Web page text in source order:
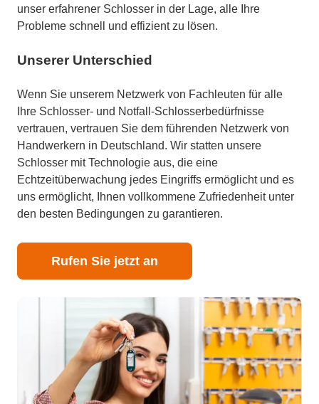
unser erfahrener Schlosser in der Lage, alle Ihre
Probleme schnell und effizient zu lösen.
Unserer Unterschied
Wenn Sie unserem Netzwerk von Fachleuten für alle
Ihre Schlosser- und Notfall-Schlosserbedürfnisse
vertrauen, vertrauen Sie dem führenden Netzwerk von
Handwerkern in Deutschland. Wir statten unsere
Schlosser mit Technologie aus, die eine
Echtzeitüberwachung jedes Eingriffs ermöglicht und es
uns ermöglicht, Ihnen vollkommene Zufriedenheit unter
den besten Bedingungen zu garantieren.
Rufen Sie jetzt an